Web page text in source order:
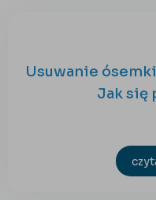
Usuwanie
Jak się